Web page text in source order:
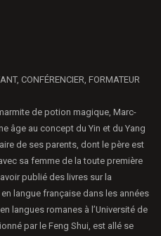
CONFÉRENCIER, FORMATEUR
de potion magique, Marc-
âge au concept du Yin et du Yang
de ses parents, dont le père est
sa femme de la toute première
publié des livres sur la
langue française dans les années
langues romanes à l’Université de
par le Feng Shui, est allé se